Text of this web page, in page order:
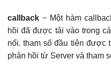
callback − Một hàm
hồi đã được tải vào trong
nối. tham số đầu tiên được
phản hồi từ Server và tham